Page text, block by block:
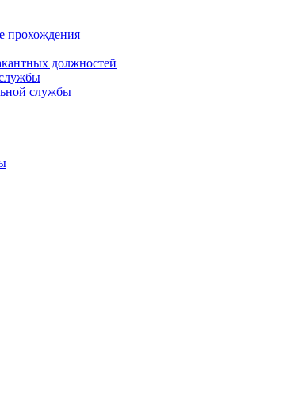
прохождения
должностей
службы